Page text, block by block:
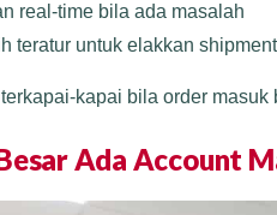
real-time bila ada masalah
teratur untuk elakkan
kapai bila order masuk
Ada Account